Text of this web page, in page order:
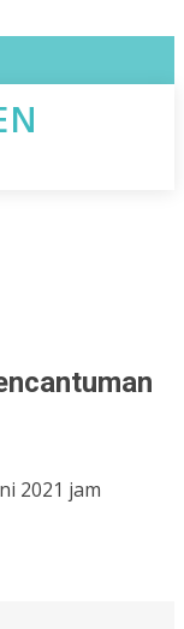
2021 jam